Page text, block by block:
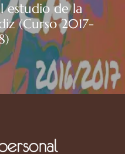
estudio de la
(Curso 2017-